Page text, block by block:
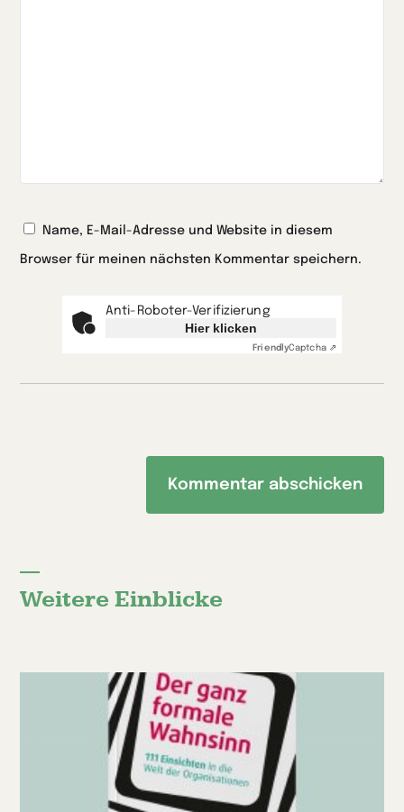
Name, E-Mail-Adresse und Website in diesem
Browser für meinen nächsten Kommentar speichern.
Anti-Roboter-Verifizierung
Hier klicken
FriendlyCaptcha ⇗
Weitere Einblicke